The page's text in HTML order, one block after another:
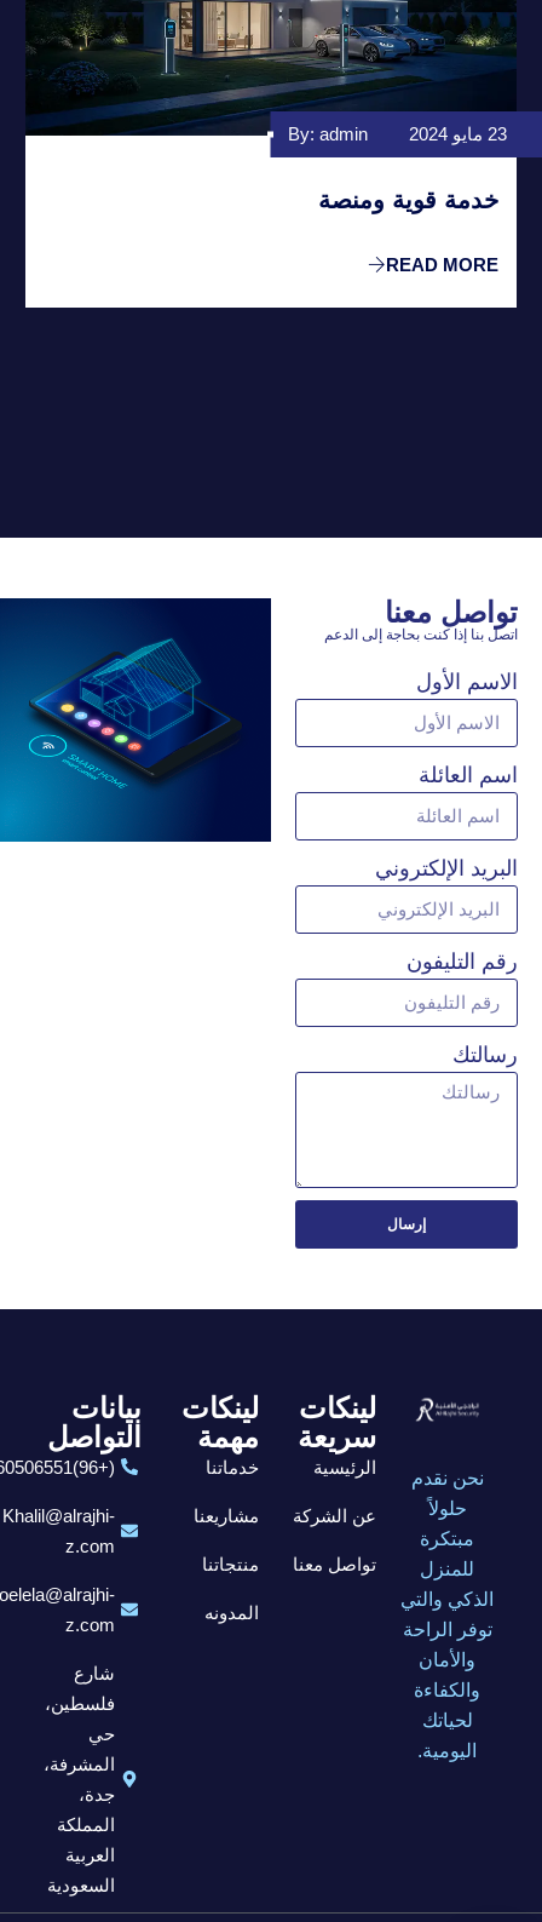
23 مايو 2024 By: admin
خدمة قوية ومنصة
READ MORE
تواصل معنا
اتصل بنا إذا كنت بحاجة إلى الدعم
الاسم الأول
اسم العائلة
البريد الإلكتروني
رقم التليفون
رسالتك
إرسال
نحن نقدم
حلولاً
مبتكرة
للمنزل
الذكي والتي
توفر الراحة
والأمان
والكفاءة
لحياتك
اليومية.
لينكات
سريعة
الرئيسية
عن الشركة
تواصل معنا
لينكات
مهمة
خدماتنا
مشاريعنا
منتجاتنا
المدونه
بيانات
التواصل
(+96)6560506551
Khalil@alrajhi-
z.com
z.com
شارع
فلسطين،
حي
المشرفة،
جدة،
المملكة
العربية
السعودية